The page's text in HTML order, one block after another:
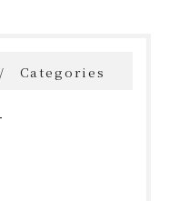
Categories